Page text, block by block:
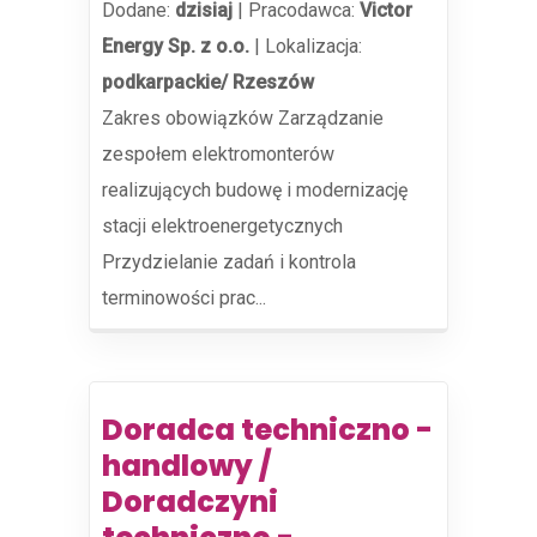
Dodane: dzisiaj | Pracodawca: Victor
Energy Sp. z o.o. | Lokalizacja:
podkarpackie/ Rzeszów
Zakres obowiązków Zarządzanie
zespołem elektromonterów
realizujących budowę i modernizację
stacji elektroenergetycznych
Przydzielanie zadań i kontrola
terminowości prac...
Doradca techniczno -
handlowy /
Doradczyni